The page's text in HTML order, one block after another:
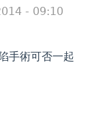
- 09:10
手術可否一起